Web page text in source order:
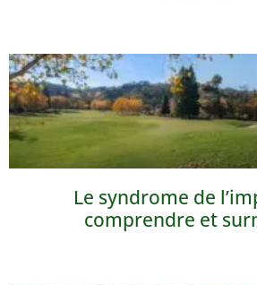
Le syndrome de
comprendre et